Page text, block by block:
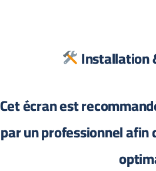
Installation
Cet écran est
par un professionnel